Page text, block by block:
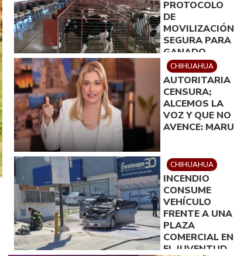
PROTOCOLO
DE
MOVILIZACIÓN
SEGURA PARA
GANADO
ENTRE ZONAS
AFECTADAS Y
LIMPIAS
CHIHUAHUA
AUTORITARIA
CENSURA;
ALCEMOS LA
VOZ Y QUE NO
AVENCE: MARU
CHIHUAHUA
INCENDIO
CONSUME
VEHÍCULO
FRENTE A UNA
PLAZA
COMERCIAL EN
EL JUVENTUD